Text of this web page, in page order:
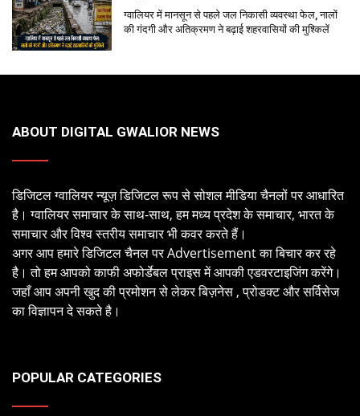
ग्वालियर में मानसून से पहले जल निकासी व्यवस्था फेल, नालों
की गंदगी और अतिक्रमण ने बढ़ाई शहरवासियों की मुश्किलें
ABOUT DIGITAL GWALIOR NEWS
डिजिटल ग्वालियर न्यूज़ डिजिटल रूप से सोशल मीडिया चैनलों पर आधारित
है। ग्वालियर समाचार के साथ-साथ, हम मध्य प्रदेश के समाचार, भारत के
समाचार और विश्व स्तरीय समाचार भी कवर करते हैं।
अगर आप हमारे डिजिटल चैनल पर Advertisement का बिचार कर रहे
है। तो हम आपको काफी अफोर्डेबल प्राइस में आपकी एडवरटाइजिंग करेंगे।
जहाँ आप अपनी खुद की प्रमोशन से लेकर बिज़नेस , प्रोडक्ट और सर्विसेज
का विज्ञापन दे सकते है।
POPULAR CATEGORIES